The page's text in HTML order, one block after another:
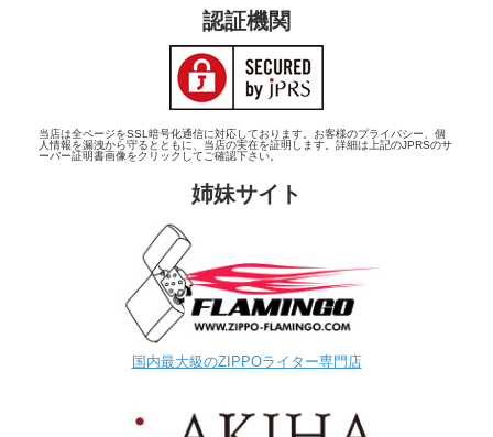
認証機関
当店は全ページをSSL暗号化通信に対応しております。お客様のプライバシー、個
人情報を漏洩から守るとともに、当店の実在を証明します。詳細は上記のJPRSのサ
ーバー証明書画像をクリックしてご確認下さい。
姉妹サイト
国内最大級のZIPPOライター専門店